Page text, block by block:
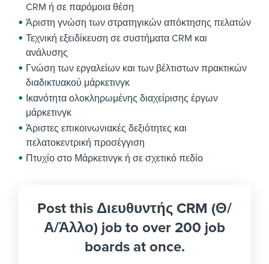
CRM ή σε παρόμοια θέση
Άριστη γνώση των στρατηγικών απόκτησης πελατών
Τεχνική εξειδίκευση σε συστήματα CRM και
ανάλυσης
Γνώση των εργαλείων και των βέλτιστων πρακτικών
διαδικτυακού μάρκετινγκ
Ικανότητα ολοκληρωμένης διαχείρισης έργων
μάρκετινγκ
Άριστες επικοινωνιακές δεξιότητες και
πελατοκεντρική προσέγγιση
Πτυχίο στο Μάρκετινγκ ή σε σχετικό πεδίο
Post this Διευθυντής CRM (Θ/
Α/Άλλο) job to over 200 job
boards at once.